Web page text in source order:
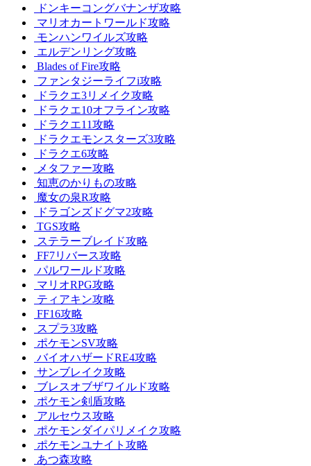
ドンキーコングバナンザ攻略
マリオカートワールド攻略
モンハンワイルズ攻略
エルデンリング攻略
Blades of Fire攻略
ファンタジーライフi攻略
ドラクエ3リメイク攻略
ドラクエ10オフライン攻略
ドラクエ11攻略
ドラクエモンスターズ3攻略
ドラクエ6攻略
メタファー攻略
知恵のかりもの攻略
魔女の泉R攻略
ドラゴンズドグマ2攻略
TGS攻略
ステラーブレイド攻略
FF7リバース攻略
パルワールド攻略
マリオRPG攻略
ティアキン攻略
FF16攻略
スプラ3攻略
ポケモンSV攻略
バイオハザードRE4攻略
サンブレイク攻略
ブレスオブザワイルド攻略
ポケモン剣盾攻略
アルセウス攻略
ポケモンダイパリメイク攻略
ポケモンユナイト攻略
あつ森攻略